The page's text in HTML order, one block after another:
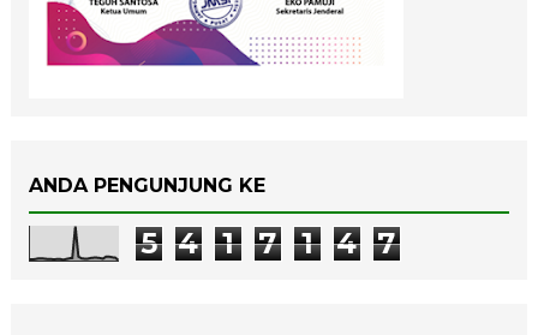
ANDA PENGUNJUNG KE
5 4 1 7 1 4 7